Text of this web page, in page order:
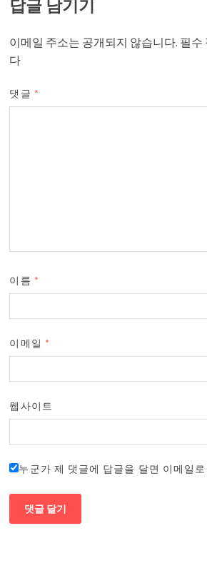
답글 남기기
이메일 주소는 공개되지 않습니다. 필수
다
댓글 *
이름 *
이메일 *
웹사이트
누군가 제 댓글에 답글을 달면 이메일